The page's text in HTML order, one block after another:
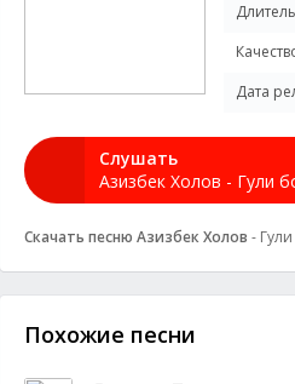
Дата
Слушать
Азизбек Холов - Гули
Скачать песню Азизбек Холов -
Похожие песни